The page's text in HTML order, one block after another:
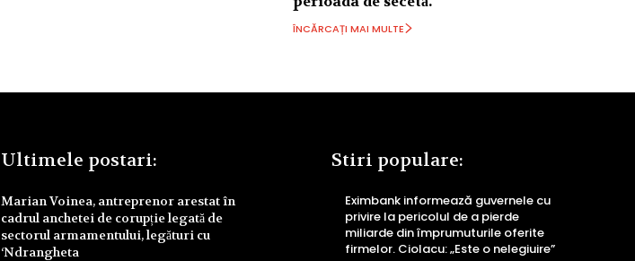
ÎNCĂRCAȚI MAI MULTE
Ultimele postari:
Marian Voinea, antreprenor arestat în
cadrul anchetei de corupție legată de
sectorul armamentului, legături cu
‘Ndrangheta
Stiri populare:
Eximbank informează guvernele cu
privire la pericolul de a pierde
miliarde din împrumuturile oferite
firmelor. Ciolacu: „Este o nelegiuire”